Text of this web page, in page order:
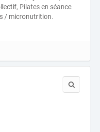
Pilates en séance
/ micronutrition.